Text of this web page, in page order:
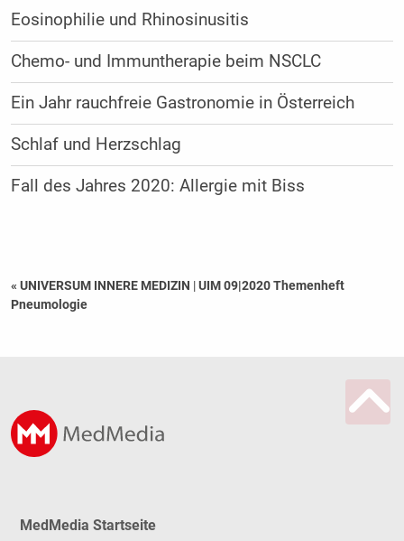
Eosinophilie und Rhinosinusitis
Chemo- und Immuntherapie beim NSCLC
Ein Jahr rauchfreie Gastronomie in Österreich
Schlaf und Herzschlag
Fall des Jahres 2020: Allergie mit Biss
« UNIVERSUM INNERE MEDIZIN |UIM 09|2020 Themenheft
Pneumologie
MedMedia Startseite